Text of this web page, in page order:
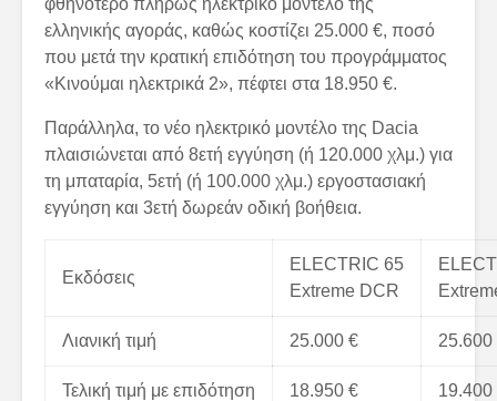
ελληνικής αγοράς, καθώς κοστίζει 25.000 €, ποσό
που μετά την κρατική επιδότηση του προγράμματος
«Κινούμαι ηλεκτρικά 2», πέφτει στα 18.950 €.
Παράλληλα, το νέο ηλεκτρικό μοντέλο της Dacia
πλαισιώνεται από 8ετή εγγύηση (ή 120.000 χλμ.) για
τη μπαταρία, 5ετή (ή 100.000 χλμ.) εργοστασιακή
εγγύηση και 3ετή δωρεάν οδική βοήθεια.
Εκδόσεις
ELECTRIC 65
Extreme DCR
Λιανική τιμή 25.000 € 25.600
Τελική τιμή με επιδότηση 18.950 € 19.400